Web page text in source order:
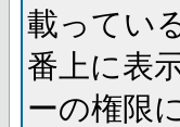
載ってい
番上に表
ーの権限